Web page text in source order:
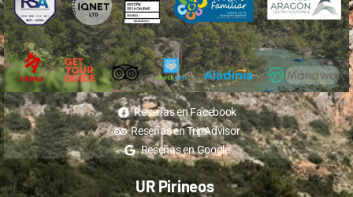
Reseñas en Facebook
Reseñas en TripAdvisor
Reseñas en Google
UR Pirineos